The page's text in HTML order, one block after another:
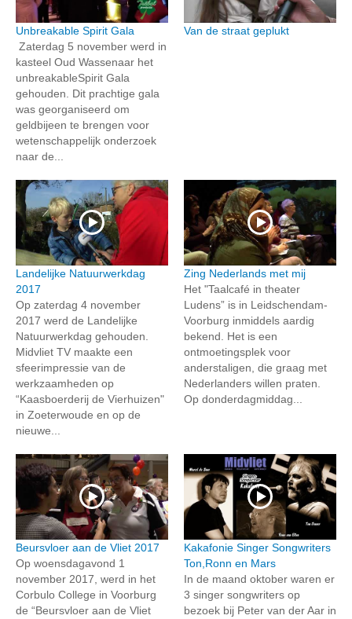
Unbreakable Spirit Gala
Zaterdag 5 november werd in
kasteel Oud Wassenaar het
unbreakableSpirit Gala
gehouden. Dit prachtige gala
was georganiseerd om
geldbijeen te brengen voor
wetenschappelijk onderzoek
naar de...
Van de straat geplukt
Landelijke Natuurwerkdag
2017
Op zaterdag 4 november
2017 werd de Landelijke
Natuurwerkdag gehouden.
Midvliet TV maakte een
sfeerimpressie van de
werkzaamheden op
“Kaasboerderij de Vierhuizen"
in Zoeterwoude en op de
nieuwe...
Zing Nederlands met mij
Het "Taalcafé in theater
Ludens” is in Leidschendam-
Voorburg inmiddels aardig
bekend. Het is een
ontmoetingsplek voor
anderstaligen, die graag met
Nederlanders willen praten.
Op donderdagmiddag...
Beursvloer aan de Vliet 2017
Op woensdagavond 1
november 2017, werd in het
Corbulo College in Voorburg
de “Beursvloer aan de Vliet
Kakafonie Singer Songwriters
Ton,Ronn en Mars
In de maand oktober waren er
3 singer songwriters op
bezoek bij Peter van der Aar in